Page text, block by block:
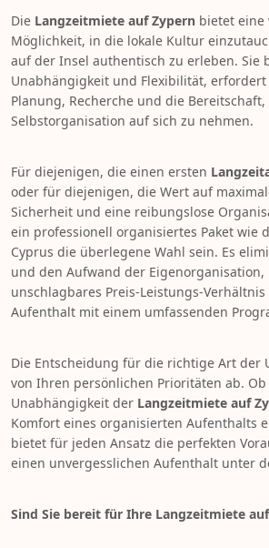
Die Langzeitmiete auf Zypern bietet
Möglichkeit, in die lokale Kultur
auf der Insel authentisch zu erleben. Sie
Unabhängigkeit und Flexibilität,
Planung, Recherche und die
Selbstorganisation auf sich zu nehmen.
Für diejenigen, die einen ersten
oder für diejenigen, die Wert auf
Sicherheit und eine reibungslose
ein professionell organisiertes Paket wie
Cyprus die überlegene Wahl sein. Es
und den Aufwand der Eigenorganisation,
unschlagbares Preis-Leistungs-
Aufenthalt mit einem umfassenden
Die Entscheidung für die richtige Art der
von Ihren persönlichen Prioritäten ab.
Unabhängigkeit der Langzeitmiete auf
Komfort eines organisierten Aufenthalts
bietet für jeden Ansatz die perfekten
einen unvergesslichen Aufenthalt unter
Sind Sie bereit für Ihre Langzeitmiete